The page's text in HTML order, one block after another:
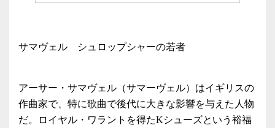
サマヴェル シュロップシャーの若者
アーサー・サマヴェル（サマーヴェル）はイギリスの
作曲家で、特に歌曲で後代に大きな影響を与えた人物
だ。ロイヤル・ワラントを得たKシューズという裕福